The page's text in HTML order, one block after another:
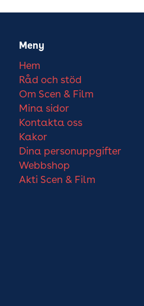
Meny
Hem
Råd och stöd
Om Scen & Film
Mina sidor
Kontakta oss
Kakor
Dina personuppgifter
Webbshop
Akti Scen & Film